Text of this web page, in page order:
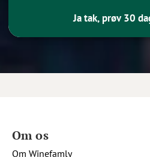
Ja tak, prøv 30
Om os
Om Winefamly